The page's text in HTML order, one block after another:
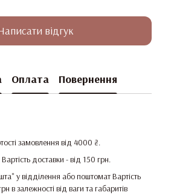
відгук
Оплата Повернення
замовлення від 4000 ₴.
доставки - від 150 грн.
у відділення або поштомат Вартість
в залежності від ваги та габаритів